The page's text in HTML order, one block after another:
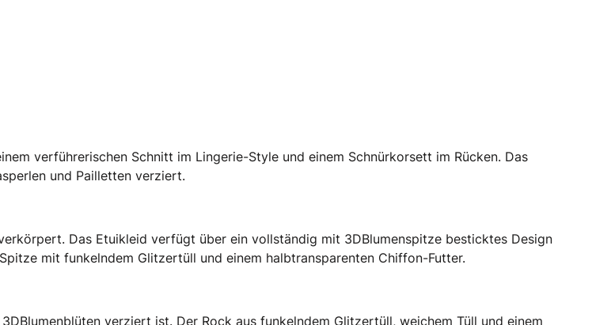
verführerischen Schnitt im Lingerie­-Style und einem Schnürkorsett im Rücken. Das
und Pailletten verziert.
Das Etuikleid verfügt über ein vollständig mit 3D­Blumenspitze besticktes Design
mit funkelndem Glitzertüll und einem halbtransparenten Chiffon­-Futter.
verziert ist. Der Rock aus funkelndem Glitzertüll, weichem Tüll und einem